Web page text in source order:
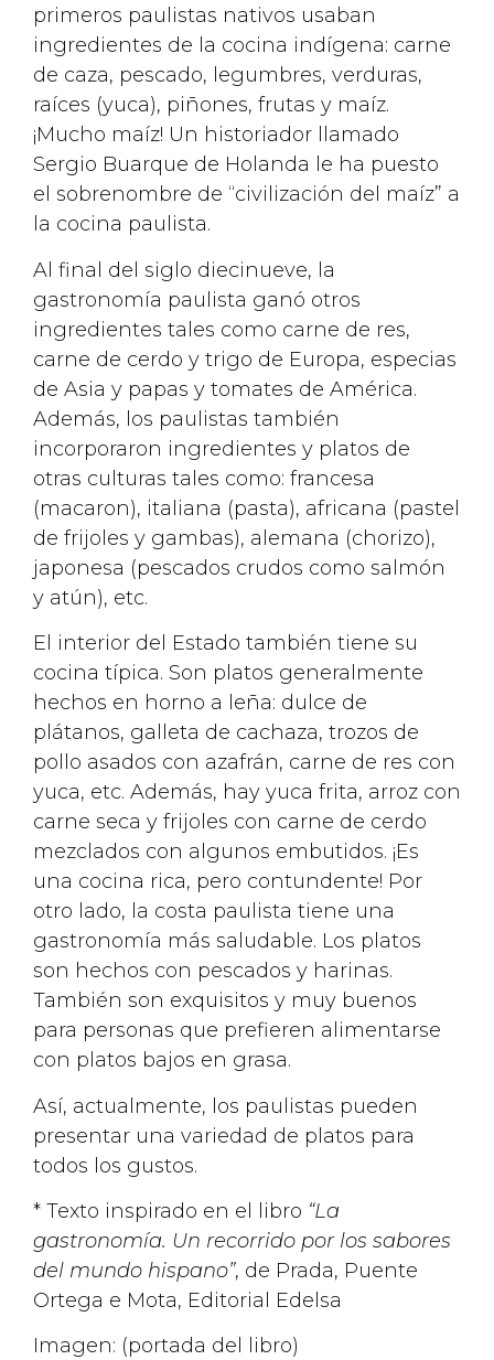
primeros paulistas nativos usaban
ingredientes de la cocina indígena: carne
de caza, pescado, legumbres, verduras,
raíces (yuca), piñones, frutas y maíz.
¡Mucho maíz! Un historiador llamado
Sergio Buarque de Holanda le ha puesto
el sobrenombre de “civilización del maíz” a
la cocina paulista.
Al final del siglo diecinueve, la
gastronomía paulista ganó otros
ingredientes tales como carne de res,
carne de cerdo y trigo de Europa, especias
de Asia y papas y tomates de América.
Además, los paulistas también
incorporaron ingredientes y platos de
otras culturas tales como: francesa
(macaron), italiana (pasta), africana (pastel
de frijoles y gambas), alemana (chorizo),
japonesa (pescados crudos como salmón
y atún), etc.
El interior del Estado también tiene su
cocina típica. Son platos generalmente
hechos en horno a leña: dulce de
plátanos, galleta de cachaza, trozos de
pollo asados con azafrán, carne de res con
yuca, etc. Además, hay yuca frita, arroz con
carne seca y frijoles con carne de cerdo
mezclados con algunos embutidos. ¡Es
una cocina rica, pero contundente! Por
otro lado, la costa paulista tiene una
gastronomía más saludable. Los platos
son hechos con pescados y harinas.
También son exquisitos y muy buenos
para personas que prefieren alimentarse
con platos bajos en grasa.
Así, actualmente, los paulistas pueden
presentar una variedad de platos para
todos los gustos.
* Texto inspirado en el libro “La
gastronomía. Un recorrido por los sabores
del mundo hispano”, de Prada, Puente
Ortega e Mota, Editorial Edelsa
Imagen: (portada del libro)